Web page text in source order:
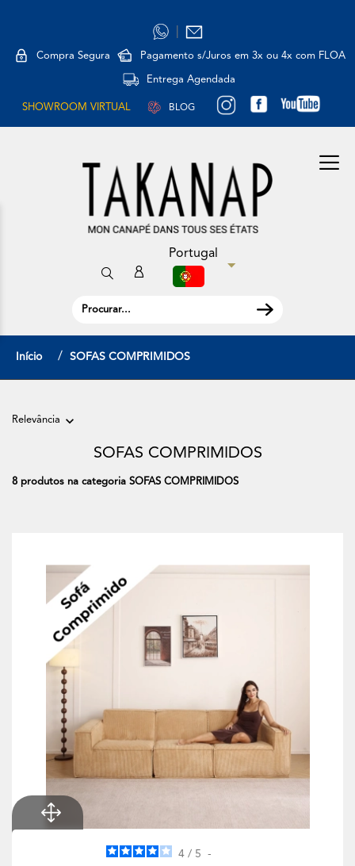
Compra Segura Pagamento s/Juros em 3x ou 4x com FLOA
Entrega Agendada
SHOWROOM VIRTUAL BLOG
Portugal
Início SOFAS COMPRIMIDOS
SOFAS COMPRIMIDOS
8 produtos na categoria SOFAS COMPRIMIDOS
Relevância
4 / 5
-